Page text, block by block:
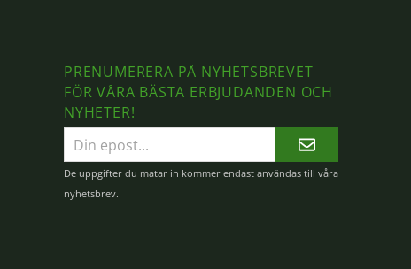
PRENUMERERA PÅ NYHETSBREVET
FÖR VÅRA BÄSTA ERBJUDANDEN OCH
NYHETER!
E-
postadress
De uppgifter du matar in kommer endast användas till våra
nyhetsbrev.